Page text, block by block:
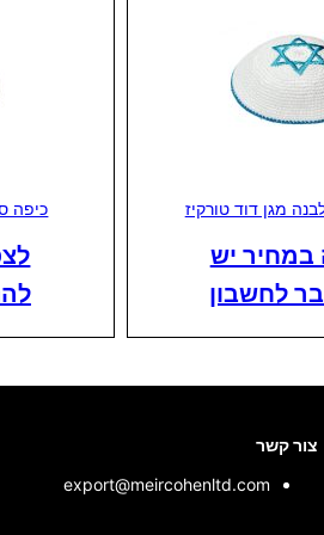
מגן דוד טורקיז
במחיר יש
לחשבון
כיפה
צור קשר
export@meircohenltd.com